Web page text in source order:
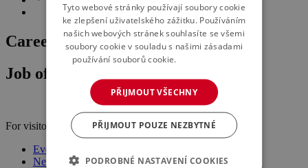
Career
Job offers
For visitors
Events
News
Tyto webové stránky používají soubory cookie
ke zlepšení uživatelského zážitku. Používáním
našich webových stránek souhlasíte se všemi
soubory cookie v souladu s našimi zásadami
používání souborů cookie.
PŘIJMOUT VŠECHNY
PŘIJMOUT POUZE NEZBYTNÉ
PODROBNÉ NASTAVENÍ COOKIES